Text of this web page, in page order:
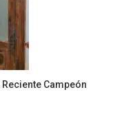
Campeón